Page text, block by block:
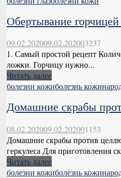
Обертывание
09.02.202009.02.202003237
1. Самый простой рецепт
ложки. Горчицу нужно...
Читать далее
болезни кожиболезнь кожи
Домашние скрабы
08.02.202009.02.202001153
Домашние скрабы против
геркулеса Для приготовления
Читать далее
болезни кожиболезнь кожи